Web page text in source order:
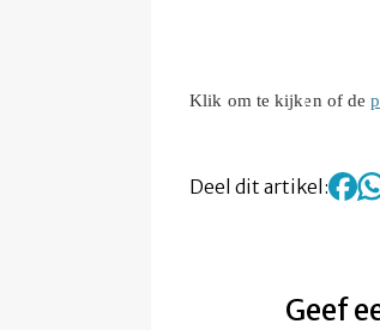
Klik om te kijken of de
Deel dit artikel:
Geef